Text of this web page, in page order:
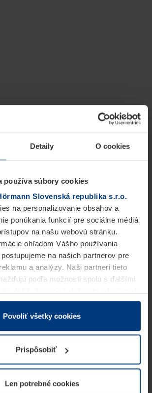
Detaily O cookies
používa súbory cookies
Slovenská republika s.r.o.
na personalizovanie obsahov a
ponúkania funkcií pre sociálne médiá
na našu webovú stránku.
ohľadom Vášho používania
na našich partnerov pre
a analýzy. Naši partneri tieto
podľa možnosti spolu s ďalšími
služieb.
môžeme cookies ukladať na Vašom
Pre všetky ostatné typy cookie
povolenie. Vaše povolenie môžete
alebo odvolať vo vysvetlení cookie
Povoliť všetky cookies
Prispôsobiť
Len potrebné cookies